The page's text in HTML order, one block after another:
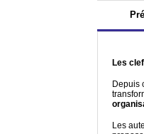
Les
Depuis
Les